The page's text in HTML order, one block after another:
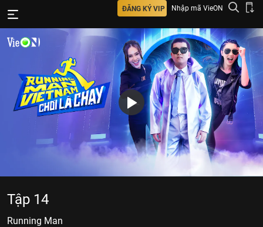
ĐĂNG KÝ VIP Nhập mã VieON
Tập 14
Running Man